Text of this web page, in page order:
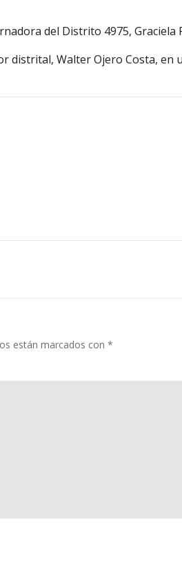
del Distrito 4975, Graciela
Walter Ojero Costa, en
por
están marcados con *